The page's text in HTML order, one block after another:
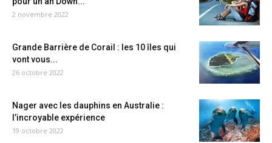
2 novembre 2022
Grande Barrière de Corail : les 10 îles qui
vont vous...
26 octobre 2022
Nager avec les dauphins en Australie :
l’incroyable expérience
19 octobre 2022